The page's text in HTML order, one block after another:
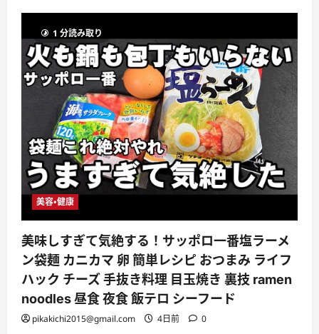
1 分読み取り
美容・健康
美味しすぎて気絶する！サッポロ一番塩ラーメ
ン袋麺 カニカマ 卵 簡単レシピ おつまみ ライフ
ハック チーズ 手抜き料理 目玉焼き 裏技 ramen
noodles 昼食 夜食 飯テロ シーフード
pikakichi2015@gmail.com 4日前 0